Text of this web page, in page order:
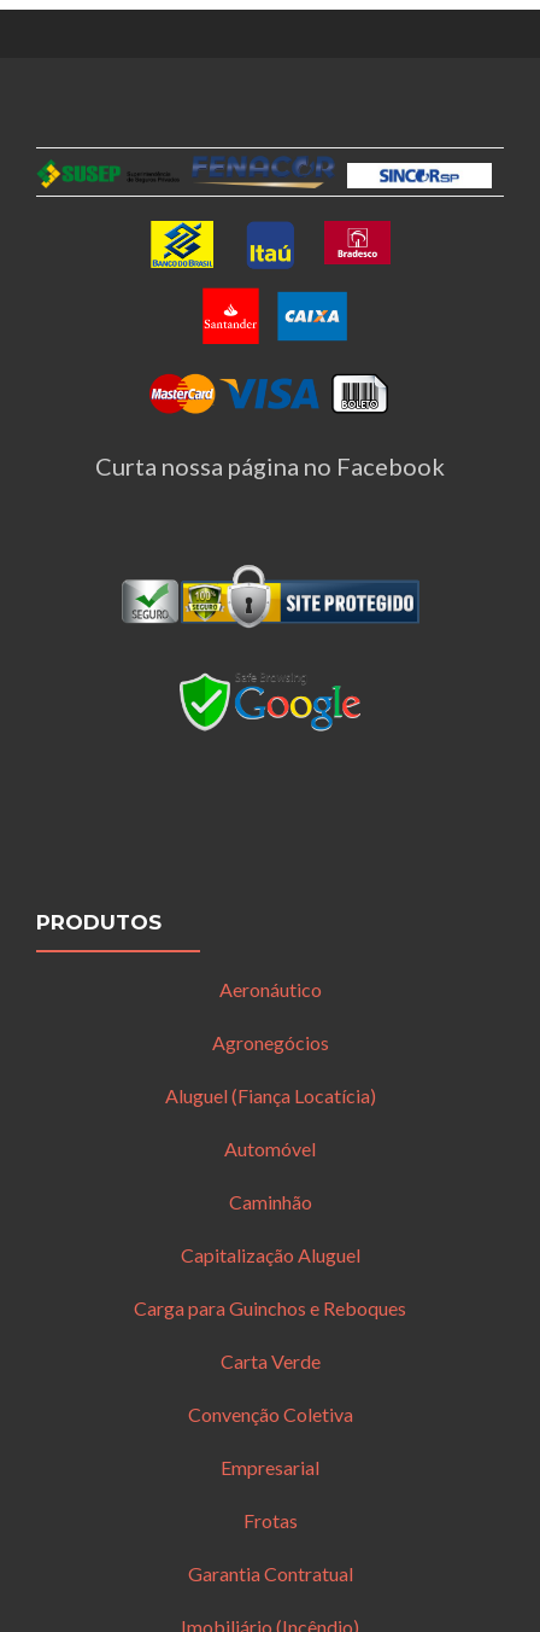
Curta nossa página no Facebook
PRODUTOS
Aeronáutico
Agronegócios
Aluguel (Fiança Locatícia)
Automóvel
Caminhão
Capitalização Aluguel
Carga para Guinchos e Reboques
Carta Verde
Convenção Coletiva
Empresarial
Frotas
Garantia Contratual
Imobiliário (Incêndio)